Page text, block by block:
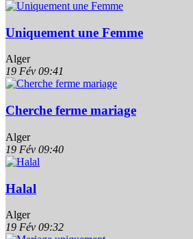
Uniquement une Femme
Alger
19 Fév 09:41
Cherche ferme mariage
Alger
19 Fév 09:40
Halal
Alger
19 Fév 09:32